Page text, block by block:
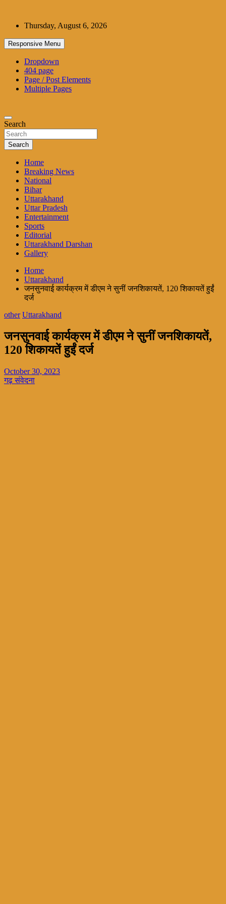
contentThursday, August 6, 2026
Responsive Menu
Dropdown
404 page
Page / Post Elements
Multiple Pages
Search
Search
Home
Breaking News
National
Bihar
Uttarakhand
Uttar Pradesh
Entertainment
Sports
Editorial
Uttarakhand Darshan
Gallery
Home
Uttarakhand
जनसुनवाई कार्यक्रम में डीएम ने सुनीं जनशिकायतें, 120 शिकायतें हुईं
दर्ज
other Uttarakhand
जनसुनवाई कार्यक्रम में डीएम ने सुनीं जनशिकायतें,
120 शिकायतें हुईं दर्ज
October 30, 2023
गढ़ संवेदना